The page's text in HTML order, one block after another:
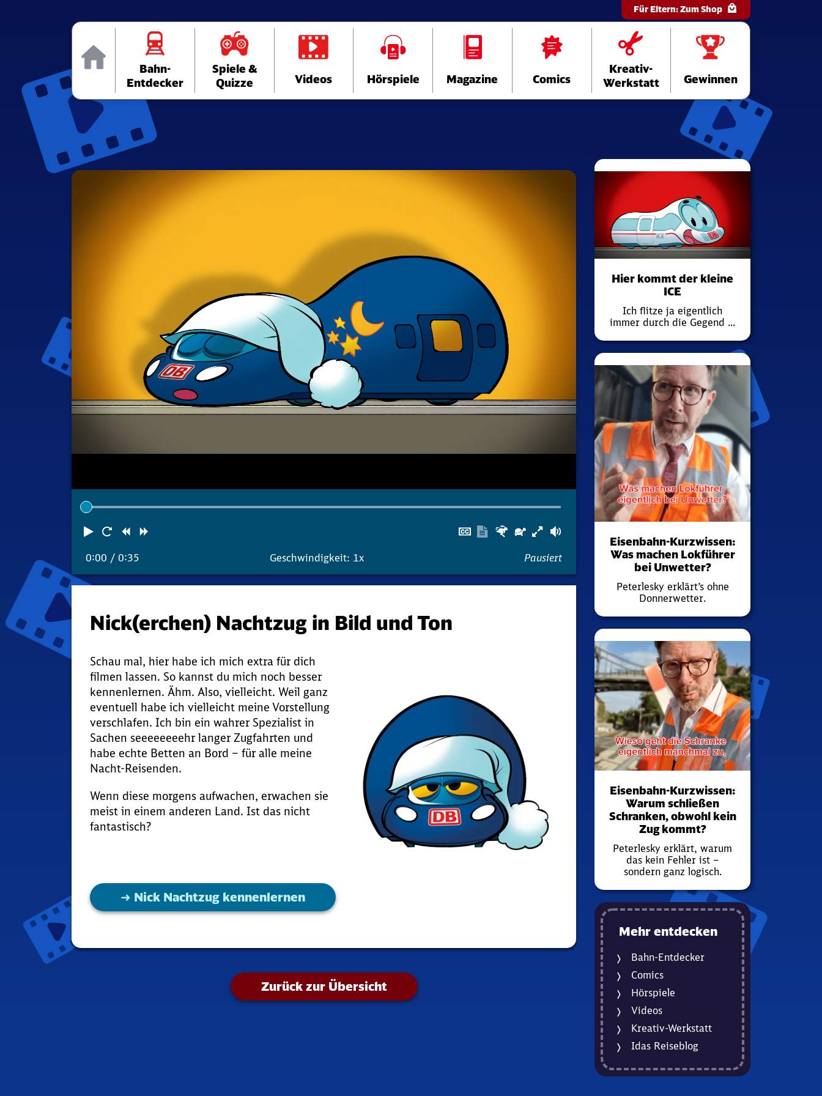
Home
Bahn-
Entdecker
Spiele &
Quizze
Videos Hörspiele Magazine Comics
Kreativ-
Werkstatt
Gewinnen
Für Eltern:Zum Shop
Media
Abspielen
Neustart
Zurück
Untertitel
Transkription
Schneller
Langsamer
0:00 / 0:35 Geschwindigkeit: 1x Pausiert
Nick(erchen) Nachtzug in Bild und Ton
Schau mal, hier habe ich mich extra für dich
filmen lassen. So kannst du mich noch besser
kennenlernen. Ähm. Also, vielleicht. Weil ganz
eventuell habe ich vielleicht meine Vorstellung
verschlafen. Ich bin ein wahrer Spezialist in​ ​
Sachen​ ​seeeeeeeehr​ ​langer​ ​Zugfahrten und
habe echte Betten an Bord – für alle meine
Nacht-Reisenden.
Wenn diese morgens aufwachen, erwachen sie
meist in einem anderen Land. Ist das nicht
fantastisch?
➜ Nick Nachtzug kennenlernen
Zurück zur Übersicht
Hier kommt der kleine
ICE
Ich flitze ja eigentlich
immer durch die Gegend ...
Eisenbahn-Kurzwissen:
Was machen Lokführer
bei Unwetter?
Peterlesky erklärt’s ohne
Donnerwetter.
Eisenbahn-Kurzwissen:
Warum schließen
Schranken, obwohl kein
Zug kommt?
Peterlesky erklärt, warum
das kein Fehler ist –
sondern ganz logisch.
Mehr entdecken
Bahn-Entdecker
Comics
Hörspiele
Videos
Kreativ-Werkstatt
Idas Reiseblog